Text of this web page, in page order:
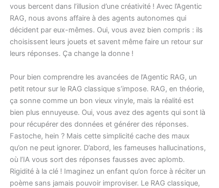
vous bercent dans l’illusion d’une créativité ! Avec l’Agentic
RAG, nous avons affaire à des agents autonomes qui
décident par eux-mêmes. Oui, vous avez bien compris : ils
choisissent leurs jouets et savent même faire un retour sur
leurs réponses. Ça change la donne !
Pour bien comprendre les avancées de l’Agentic RAG, un
petit retour sur le RAG classique s’impose. RAG, en théorie,
ça sonne comme un bon vieux vinyle, mais la réalité est
bien plus ennuyeuse. Oui, vous avez des agents qui sont là
pour récupérer des données et générer des réponses.
Fastoche, hein ? Mais cette simplicité cache des maux
qu’on ne peut ignorer. D’abord, les fameuses hallucinations,
où l’IA vous sort des réponses fausses avec aplomb.
Rigidité à la clé ! Imaginez un enfant qu’on force à réciter un
poème sans jamais pouvoir improviser. Le RAG classique,